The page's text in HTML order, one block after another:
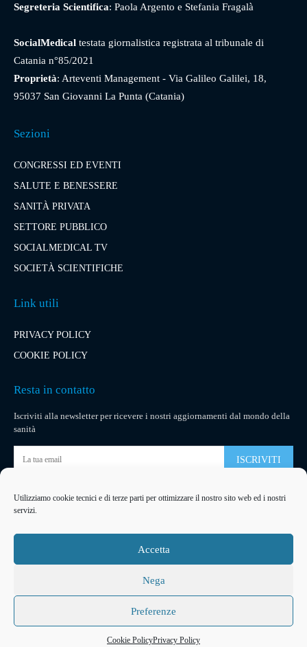
Utilizziamo cookie tecnici e di terze parti per ottimizzare il nostro sito web ed i nostri
servizi.
Accetta
Nega
Preferenze
Cookie PolicyPrivacy Policy
Segreteria Scientifica: Paola Argento e Stefania Fragalà
SocialMedical testata giornalistica registrata al tribunale di
Catania n°85/2021
Proprietà: Arteventi Management - Via Galileo Galilei, 18,
95037 San Giovanni La Punta (Catania)
Sezioni
CONGRESSI ED EVENTI
SALUTE E BENESSERE
SANITÀ PRIVATA
SETTORE PUBBLICO
SOCIALMEDICAL TV
SOCIETÀ SCIENTIFICHE
Link utili
PRIVACY POLICY
COOKIE POLICY
Resta in contatto
Iscriviti alla newsletter per ricevere i nostri aggiornamenti dal mondo della
sanità
ISCRIVITI
Pubblicità
La tua pubblicità
Developed byFerracreative